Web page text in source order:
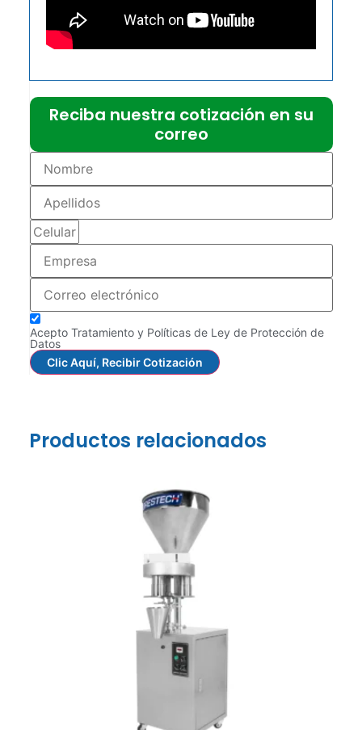
Reciba nuestra cotización en su
correo
Acepto Tratamiento y Políticas de Ley de Protección de
Datos
Clic Aquí, Recibir Cotización
Productos relacionados